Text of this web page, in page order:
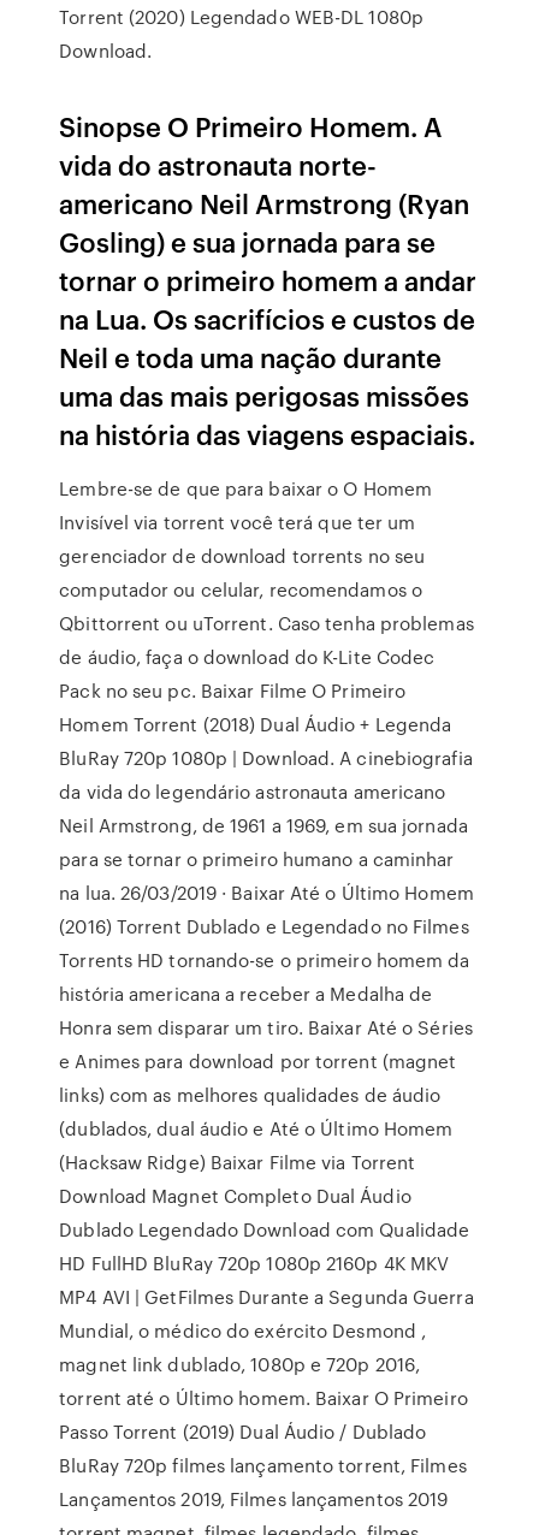
Torrent (2020) Legendado WEB-DL 1080p
Download.
Sinopse O Primeiro Homem. A
vida do astronauta norte-
americano Neil Armstrong (Ryan
Gosling) e sua jornada para se
tornar o primeiro homem a andar
na Lua. Os sacrifícios e custos de
Neil e toda uma nação durante
uma das mais perigosas missões
na história das viagens espaciais.
Lembre-se de que para baixar o O Homem
Invisível via torrent você terá que ter um
gerenciador de download torrents no seu
computador ou celular, recomendamos o
Qbittorrent ou uTorrent. Caso tenha problemas
de áudio, faça o download do K-Lite Codec
Pack no seu pc. Baixar Filme O Primeiro
Homem Torrent (2018) Dual Áudio + Legenda
BluRay 720p 1080p | Download. A cinebiografia
da vida do legendário astronauta americano
Neil Armstrong, de 1961 a 1969, em sua jornada
para se tornar o primeiro humano a caminhar
na lua. 26/03/2019 · Baixar Até o Último Homem
(2016) Torrent Dublado e Legendado no Filmes
Torrents HD tornando-se o primeiro homem da
história americana a receber a Medalha de
Honra sem disparar um tiro. Baixar Até o Séries
e Animes para download por torrent (magnet
links) com as melhores qualidades de áudio
(dublados, dual áudio e Até o Último Homem
(Hacksaw Ridge) Baixar Filme via Torrent
Download Magnet Completo Dual Áudio
Dublado Legendado Download com Qualidade
HD FullHD BluRay 720p 1080p 2160p 4K MKV
MP4 AVI | GetFilmes Durante a Segunda Guerra
Mundial, o médico do exército Desmond ,
magnet link dublado, 1080p e 720p 2016,
torrent até o Último homem. Baixar O Primeiro
Passo Torrent (2019) Dual Áudio / Dublado
BluRay 720p filmes lançamento torrent, Filmes
Lançamentos 2019, Filmes lançamentos 2019